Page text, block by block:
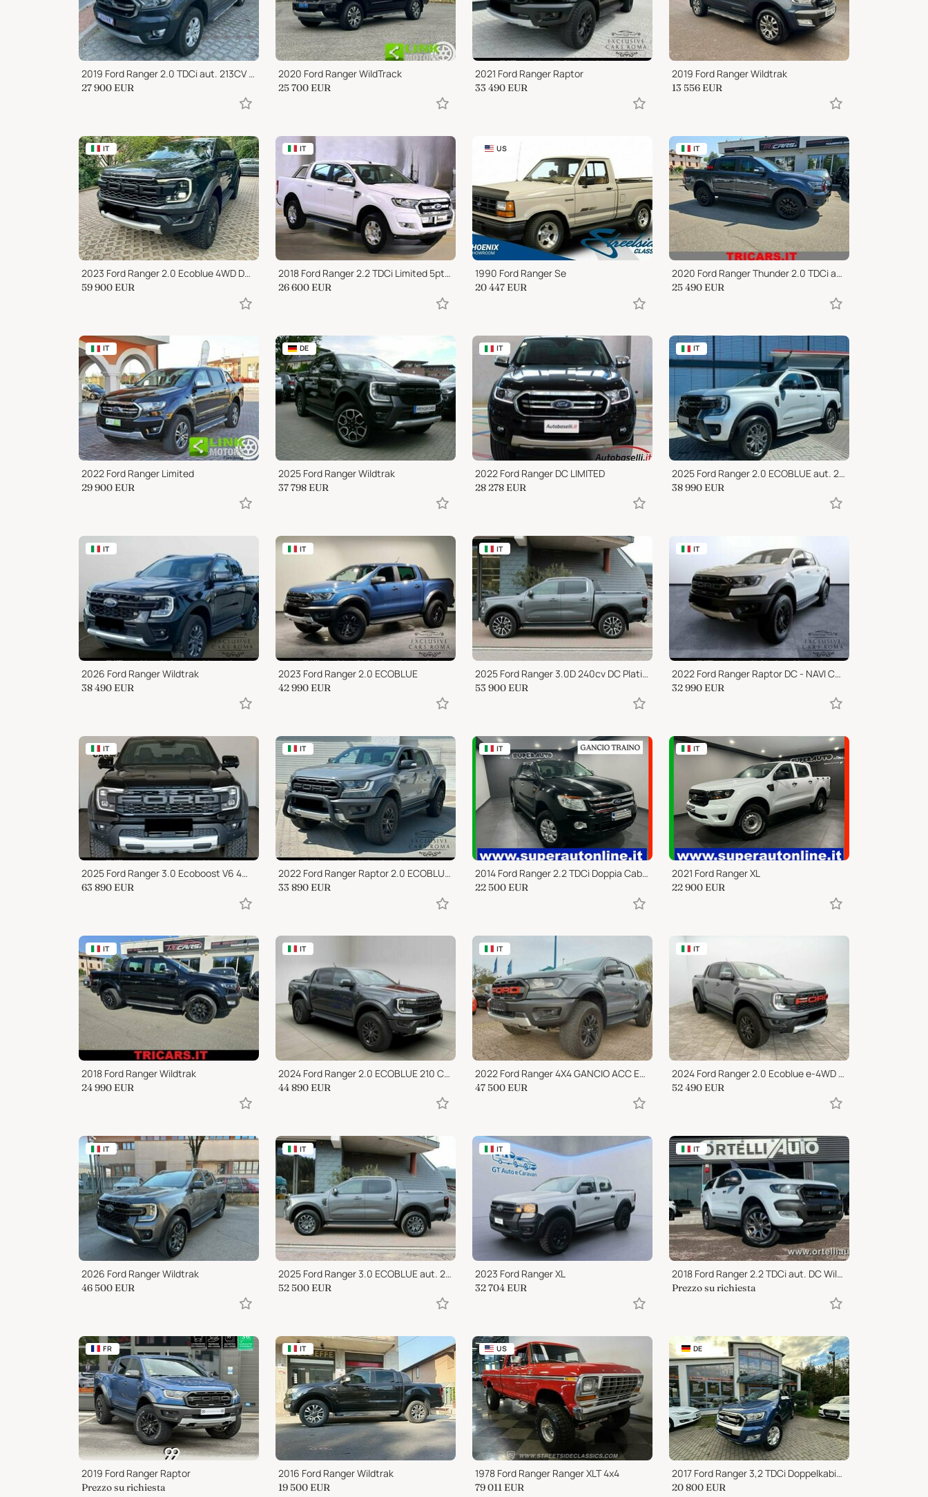
2019 Ford Ranger 2.0 TDCi aut. 213CV DC Limited 5 posti
27 900 EUR
2020 Ford Ranger WildTrack
25 700 EUR
2021 Ford Ranger Raptor
33 490 EUR
2019 Ford Ranger Wildtrak
13 556 EUR
IT
2023 Ford Ranger 2.0 Ecoblue 4WD DC 5 posti
59 900 EUR
IT
2018 Ford Ranger 2.2 TDCi Limited 5pt.G. TRAINO+IVA
26 600 EUR
US
1990 Ford Ranger Se
20 447 EUR
IT
2020 Ford Ranger Thunder 2.0 TDCi aut. 213 CV Wildtrak 5 posti
25 490 EUR
IT
2022 Ford Ranger Limited
29 900 EUR
DE
2025 Ford Ranger Wildtrak
37 798 EUR
IT
2022 Ford Ranger DC LIMITED
28 278 EUR
IT
2025 Ford Ranger 2.0 ECOBLUE aut. 205 CV DC Wildtrak 5 posti
38 990 EUR
IT
2026 Ford Ranger Wildtrak
38 490 EUR
IT
2023 Ford Ranger 2.0 ECOBLUE
42 990 EUR
IT
2025 Ford Ranger 3.0D 240cv DC Platinum "PRONTA CONSEGNA"
53 900 EUR
IT
2022 Ford Ranger Raptor DC - NAVI CAMERA CARPLAY PDC
32 990 EUR
IT
2025 Ford Ranger 3.0 Ecoboost V6 4WD DC 5 posti
63 890 EUR
IT
2022 Ford Ranger Raptor 2.0 ECOBLUE 212 CV + IVA
33 890 EUR
IT
2014 Ford Ranger 2.2 TDCi Doppia Cabina XLT 5pt. UNICOPRO
22 500 EUR
IT
2021 Ford Ranger XL
22 900 EUR
IT
2018 Ford Ranger Wildtrak
24 990 EUR
IT
2024 Ford Ranger 2.0 ECOBLUE 210 CV + IVA
44 890 EUR
IT
2022 Ford Ranger 4X4 GANCIO ACC ECOBLUE
47 500 EUR
IT
2024 Ford Ranger 2.0 Ecoblue e-4WD DC - GARANZIA 09/2029-150.000Km
52 490 EUR
IT
2026 Ford Ranger Wildtrak
46 500 EUR
IT
2025 Ford Ranger 3.0 ECOBLUE aut. 240 CV DC Wildtrak 5 posti
52 500 EUR
IT
2023 Ford Ranger XL
32 704 EUR
IT
2018 Ford Ranger 2.2 TDCi aut. DC Wildtrak 5pt. Hard Top Carryboy
Prezzo su richiesta
FR
2019 Ford Ranger Raptor
Prezzo su richiesta
IT
2016 Ford Ranger Wildtrak
19 500 EUR
US
1978 Ford Ranger Ranger XLT 4x4
79 011 EUR
DE
2017 Ford Ranger 3,2 TDCi Doppelkabine Limited 4x4...
20 800 EUR